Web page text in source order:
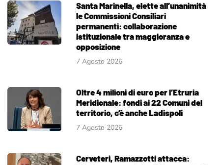
Santa Marinella, elette all’unanimità
le Commissioni Consiliari
permanenti: collaborazione
istituzionale tra maggioranza e
opposizione
7 Agosto 2026
Oltre 4 milioni di euro per l’Etruria
Meridionale: fondi ai 22 Comuni del
territorio, c’è anche Ladispoli
7 Agosto 2026
Cerveteri, Ramazzotti attacca: